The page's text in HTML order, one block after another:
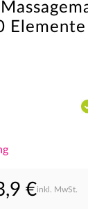
Elemente
€inkl. MwSt.